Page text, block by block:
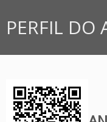
PERFIL DO